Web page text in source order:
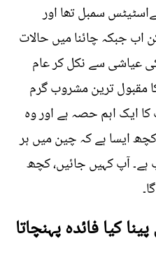
سمبل تھا اور
اب جبکہ چائنا میں حالات
عیاشی سے نکل کر عام
مقبول ترین مشروب گرم
ایک اہم حصہ ہے اور وہ
ایسا ہے کہ چین میں ہر
آپ کہیں جائیں، کچھ
کیا فائدہ پہنچاتا